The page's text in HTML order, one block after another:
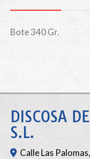
Bote 340 Gr.
DISCOSA
S.L.
Calle Las